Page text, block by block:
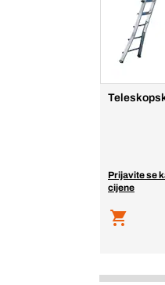
Prijavite se
cijene